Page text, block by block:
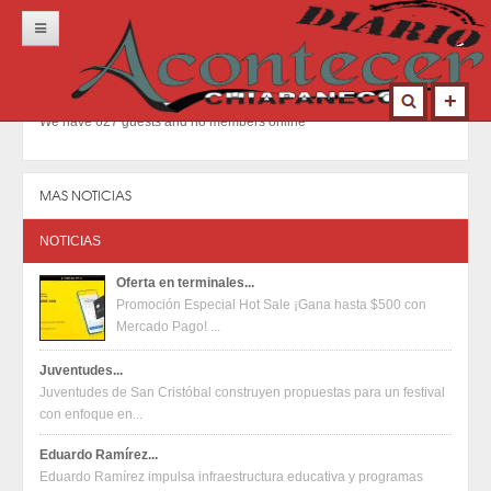
Portada
Locales
Municipios
Nacional
Deportes
Contacto
We have 627 guests and no members online
MAS NOTICIAS
NOTICIAS
Oferta en terminales...
Promoción Especial Hot Sale ¡Gana hasta $500 con
Mercado Pago! ...
Juventudes...
Juventudes de San Cristóbal construyen propuestas para un festival
con enfoque en...
Eduardo Ramírez...
Eduardo Ramírez impulsa infraestructura educativa y programas